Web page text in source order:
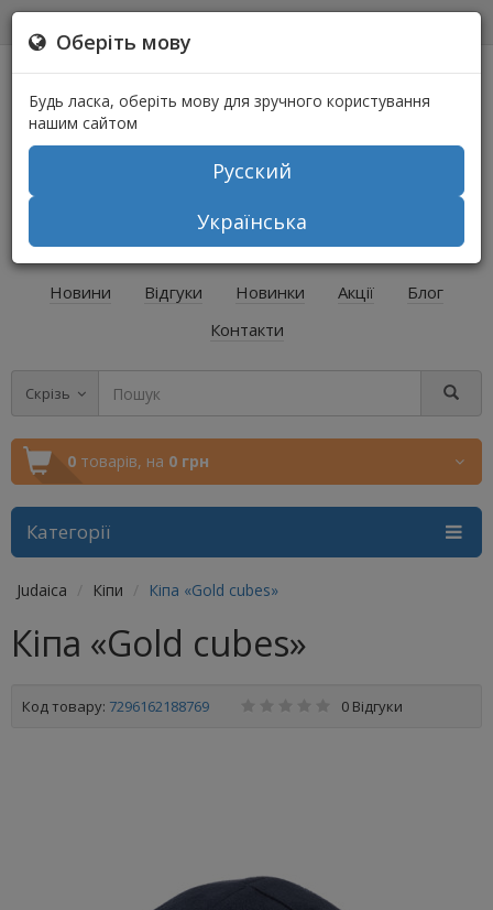
+38 (067) 541-64-04
+38 (073) 541-64-04
Новини Відгуки Новинки Акції
Блог
Контакти
Скрізь
0 товарів, на 0 грн
Категорії
Оберіть мову
Будь ласка, оберіть мову для зручного користування
нашим сайтом
Русский
Українська
Judaica Кіпи Кіпа «Gold cubes»
Кіпа «Gold cubes»
Код товару: 7296162188769 0 Відгуки